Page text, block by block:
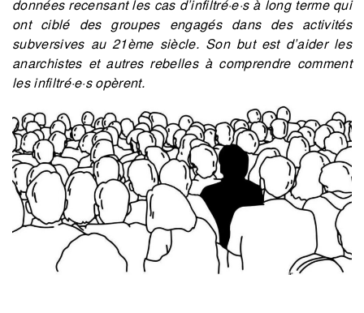
données recensant les cas d’infiltré·e·s à long terme qui
ont ciblé des groupes engagés dans des activités
subversives au 21ème siècle. Son but est d’aider les
anarchistes et autres rebelles à comprendre comment
les infiltré·e·s opèrent.